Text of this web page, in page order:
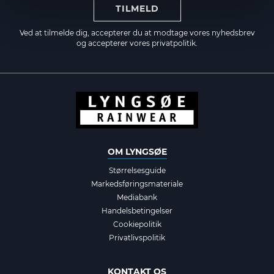
TILMELD
Ved at tilmelde dig, accepterer du at modtage vores nyhedsbrev
og accepterer vores privatpolitik.
OM LYNGSØE
Størrelsesguide
Markedsføringsmateriale
Mediabank
Handelsbetingelser
Cookiepolitik
Privatlivspolitik
KONTAKT OS